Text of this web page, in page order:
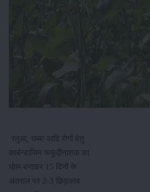
रतुआ, धब्बा आदि रोगों हेतु
कार्बन्डाजिम फफूंदीनाशक का
घोल बनाकर 15 दिनों के
अंतराल पर 2-3 छिड़काव